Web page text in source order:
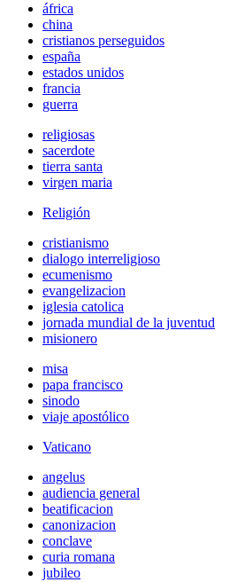
áfrica
china
cristianos perseguidos
españa
estados unidos
francia
guerra
religiosas
sacerdote
tierra santa
virgen maria
Religión
cristianismo
dialogo interreligioso
ecumenismo
evangelizacion
iglesia catolica
jornada mundial de la juventud
misionero
misa
papa francisco
sinodo
viaje apostólico
Vaticano
angelus
audiencia general
beatificacion
canonizacion
conclave
curia romana
jubileo